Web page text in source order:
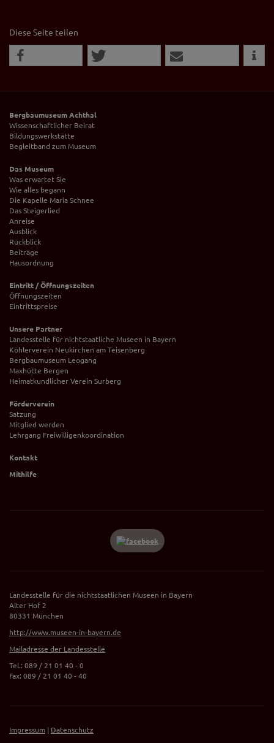
Diese Seite teilen
Bergbaumuseum Achthal
Wissenschaftlicher Beirat
Bildungswerkstätte
Begleitband zum Museum
Das Museum
Was erwartet Sie
Wie alles begann
Die Kapelle Maria Schnee
Das Steigerlied
Anreise
Ausblick
Rückblick
Beiträge
Hausordnung
Eintritt / Öffnungszeiten
Öffnungszeiten
Eintrittspreise
Unsere Partner
Landesstelle für nichtstaatliche Museen in Bayern
Köhlerverein Neukirchen am Teisenberg
Bergbaumuseum Leogang
Maxhütte Bergen
Heimatkundlicher Verein Surberg
Förderverein
Satzung
Mitglied werden
Lehrgang Freiwilligenkoordination
Kontakt
Mithilfe
Landesstelle für die nichtstaatlichen Museen in Bayern
Alter Hof 2
80331 München
http://www.museen-in-bayern.de
Mailadresse der Landesstelle
Tel.: 089 / 21 01 40 - 0
Fax: 089 / 21 01 40 - 40
Impressum | Datenschutz